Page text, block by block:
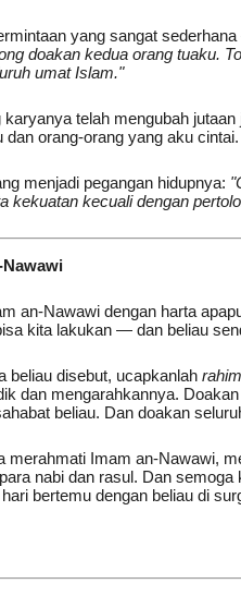
yang sangat
doakan kedua orang tuaku.
umat Islam."
karyanya telah mengubah
orang-orang yang aku cintai.
menjadi pegangan hidupnya:
kekuatan kecuali dengan
Nawawi
an-Nawawi dengan harta
kita lakukan — dan beliau
beliau disebut, ucapkanlah
dan mengarahkannya.
beliau. Dan doakan
merahmati Imam an-Nawawi,
nabi dan rasul. Dan
bertemu dengan beliau di